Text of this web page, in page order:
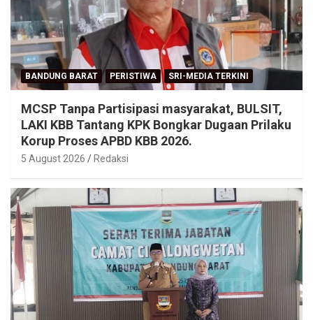
BANDUNG BARAT PERISTIWA SRI-MEDIA TERKINI
MCSP Tanpa Partisipasi masyarakat, BULSIT,
LAKI KBB Tantang KPK Bongkar Dugaan Prilaku
Korup Proses APBD KBB 2026.
5 August 2026 Redaksi